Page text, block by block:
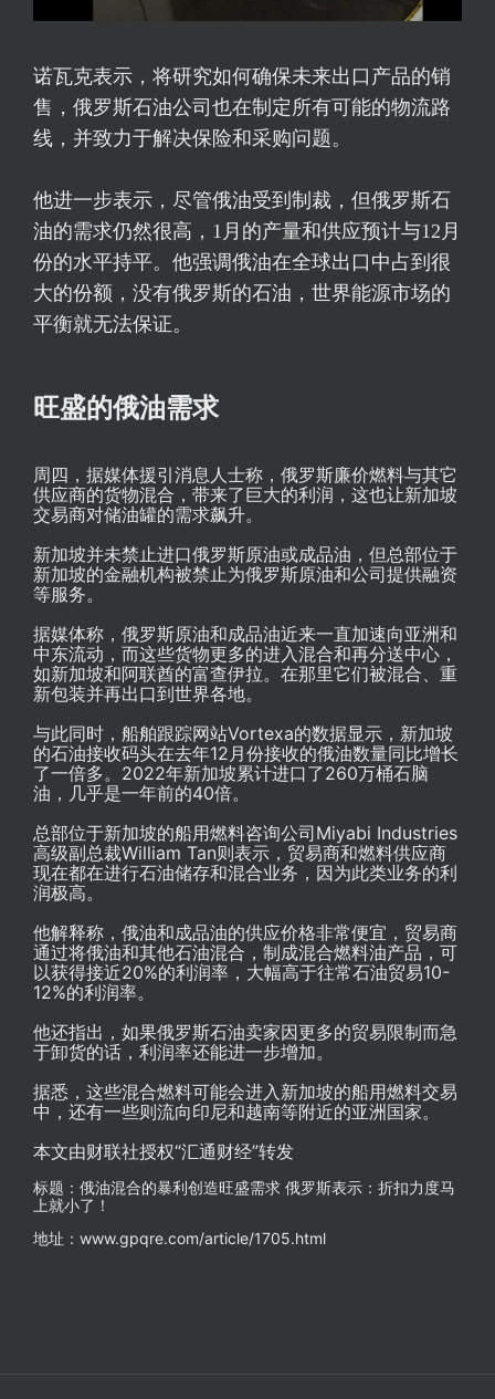
诺瓦克表示，将研究如何确保未来出口产品的销
售，俄罗斯石油公司也在制定所有可能的物流路
线，并致力于解决保险和采购问题。
他进一步表示，尽管俄油受到制裁，但俄罗斯石
油的需求仍然很高，1月的产量和供应预计与12月
份的水平持平。他强调俄油在全球出口中占到很
大的份额，没有俄罗斯的石油，世界能源市场的
平衡就无法保证。
旺盛的俄油需求
周四，据媒体援引消息人士称，俄罗斯廉价燃料与其它
供应商的货物混合，带来了巨大的利润，这也让新加坡
交易商对储油罐的需求飙升。
新加坡并未禁止进口俄罗斯原油或成品油，但总部位于
新加坡的金融机构被禁止为俄罗斯原油和公司提供融资
等服务。
据媒体称，俄罗斯原油和成品油近来一直加速向亚洲和
中东流动，而这些货物更多的进入混合和再分送中心，
如新加坡和阿联酋的富查伊拉。在那里它们被混合、重
新包装并再出口到世界各地。
与此同时，船舶跟踪网站Vortexa的数据显示，新加坡
的石油接收码头在去年12月份接收的俄油数量同比增长
了一倍多。2022年新加坡累计进口了260万桶石脑
油，几乎是一年前的40倍。
总部位于新加坡的船用燃料咨询公司Miyabi Industries
高级副总裁William Tan则表示，贸易商和燃料供应商
现在都在进行石油储存和混合业务，因为此类业务的利
润极高。
他解释称，俄油和成品油的供应价格非常便宜，贸易商
通过将俄油和其他石油混合，制成混合燃料油产品，可
以获得接近20%的利润率，大幅高于往常石油贸易10-
12%的利润率。
他还指出，如果俄罗斯石油卖家因更多的贸易限制而急
于卸货的话，利润率还能进一步增加。
据悉，这些混合燃料可能会进入新加坡的船用燃料交易
中，还有一些则流向印尼和越南等附近的亚洲国家。
本文由财联社授权“汇通财经”转发
标题：俄油混合的暴利创造旺盛需求 俄罗斯表示：折扣力度马
上就小了！
地址：www.gpqre.com/article/1705.html